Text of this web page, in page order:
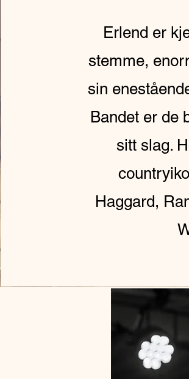
Erlend er
stemme,
sin
Bandet er de
sitt slag.
Haggard,